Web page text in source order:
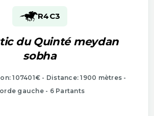
R4C3
du Quinté meydan
sobha
107401€ - Distance: 1900 mètres -
gauche - 6 Partants